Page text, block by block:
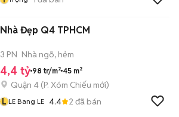
Nhà Đẹp Q4 TPHCM
3 PN Nhà ngõ, hẻm
4,4 tỷ 98 tr/m² 45 m²
Quận 4 (P. Xóm Chiếu mới)
L LE Bang LE 4.4 2 đã bán